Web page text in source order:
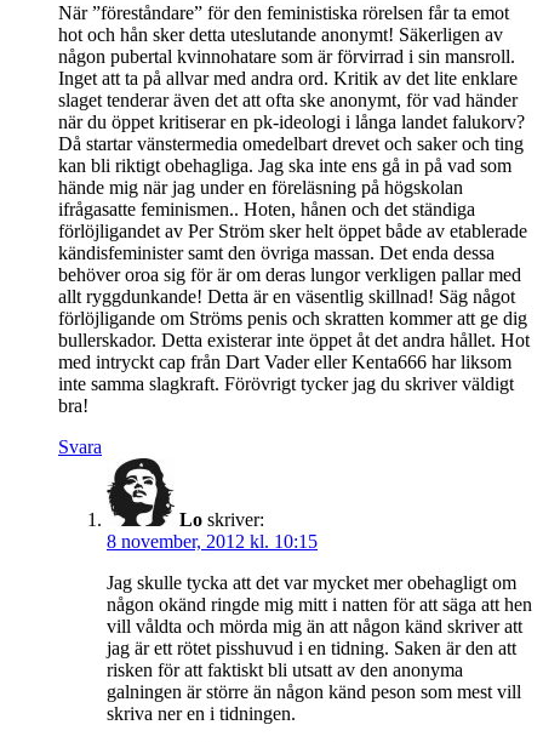
När ”föreståndare” för den feministiska rörelsen får ta emot
hot och hån sker detta uteslutande anonymt! Säkerligen av
någon pubertal kvinnohatare som är förvirrad i sin mansroll.
Inget att ta på allvar med andra ord. Kritik av det lite enklare
slaget tenderar även det att ofta ske anonymt, för vad händer
när du öppet kritiserar en pk-ideologi i långa landet falukorv?
Då startar vänstermedia omedelbart drevet och saker och ting
kan bli riktigt obehagliga. Jag ska inte ens gå in på vad som
hände mig när jag under en föreläsning på högskolan
ifrågasatte feminismen.. Hoten, hånen och det ständiga
förlöjligandet av Per Ström sker helt öppet både av etablerade
kändisfeminister samt den övriga massan. Det enda dessa
behöver oroa sig för är om deras lungor verkligen pallar med
allt ryggdunkande! Detta är en väsentlig skillnad! Säg något
förlöjligande om Ströms penis och skratten kommer att ge dig
bullerskador. Detta existerar inte öppet åt det andra hållet. Hot
med intryckt cap från Dart Vader eller Kenta666 har liksom
inte samma slagkraft. Förövrigt tycker jag du skriver väldigt
bra!
Svara
Lo skriver:
8 november, 2012 kl. 10:15
Jag skulle tycka att det var mycket mer obehagligt om
någon okänd ringde mig mitt i natten för att säga att hen
vill våldta och mörda mig än att någon känd skriver att
jag är ett rötet pisshuvud i en tidning. Saken är den att
risken för att faktiskt bli utsatt av den anonyma
galningen är större än någon känd peson som mest vill
skriva ner en i tidningen.